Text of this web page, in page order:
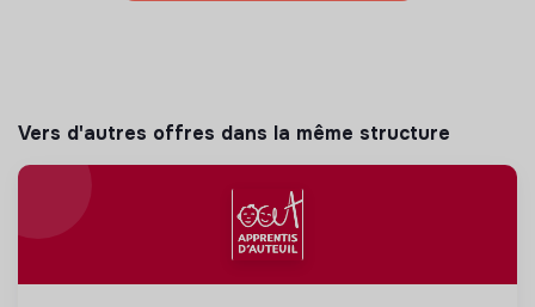
Vers d'autres offres dans la même structure